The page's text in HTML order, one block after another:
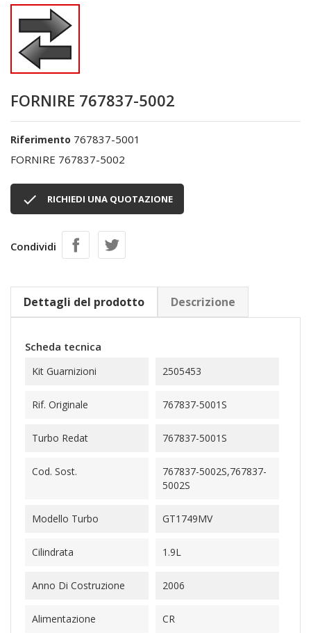
FORNIRE 767837-5002
Riferimento 767837-5001
FORNIRE 767837-5002
 RICHIEDI UNA QUOTAZIONE
Condividi
Dettagli del prodotto Descrizione
Scheda tecnica
Kit Guarnizioni 2505453
Rif. Originale 767837-5001S
Turbo Redat 767837-5001S
Cod. Sost.
767837-5002S,767837-
5002S
Modello Turbo GT1749MV
Cilindrata 1.9L
Anno Di Costruzione 2006
Alimentazione CR